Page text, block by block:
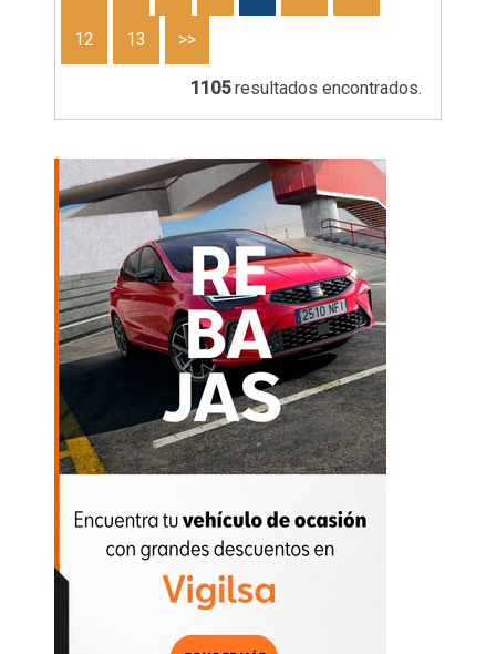
12 13 >>
1105resultados encontrados.